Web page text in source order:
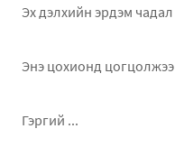
Эх дэлхийн эрдэм чадал
Энэ цохионд цогцолжээ
Гэргий ...